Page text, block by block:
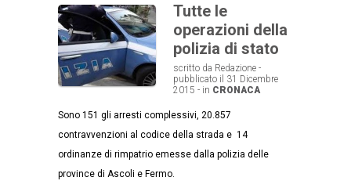
Tutte le
operazioni della
polizia di stato
scritto da Redazione -
pubblicato il 31 Dicembre
2015 - in CRONACA
Sono 151 gli arresti complessivi, 20.857
contravvenzioni al codice della strada e 14
ordinanze di rimpatrio emesse dalla polizia delle
province di Ascoli e Fermo.